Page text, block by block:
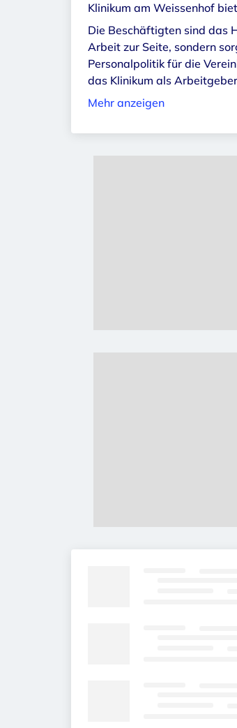
Klinikum am Weissenhof
Die Beschäftigten sind das
Arbeit zur Seite, sondern
Personalpolitik für die
das Klinikum als
Mehr anzeigen